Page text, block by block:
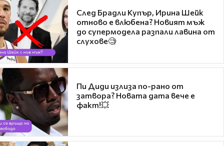
След Брадли Купър, Ирина Шейк
отново е влюбена? Новият мъж
до супермодела разпали лавина от
слухове🧐
Пи Диди излиза по-рано от
затвора? Новата дата вече е
факт!💥